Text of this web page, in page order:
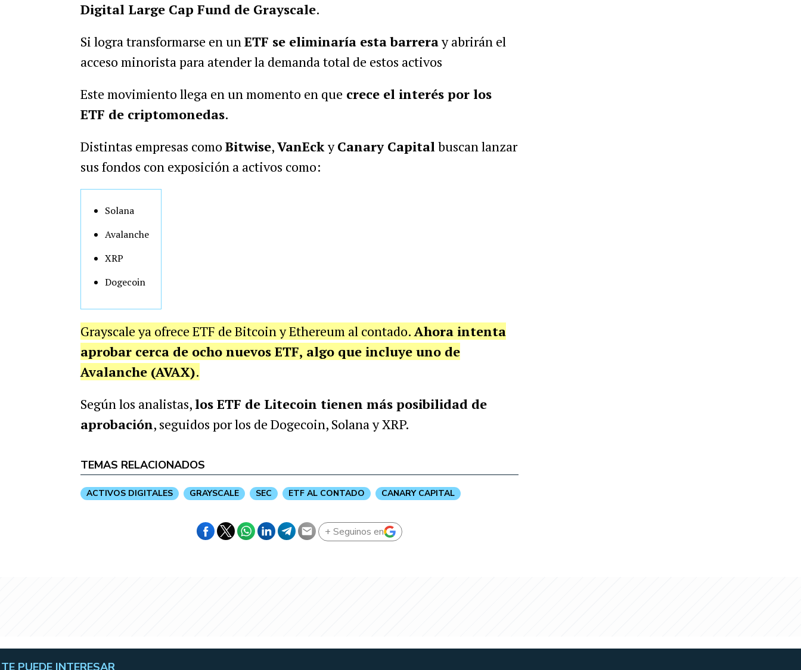
Digital Large Cap Fund de Grayscale.
Si logra transformarse en unETF se eliminaría esta barreray abrirán el
acceso minorista para atender la demanda total de estos activos
Este movimiento llega en un momento en que crece el interés por los
ETF de criptomonedas.
Distintas empresas como Bitwise,VanEckyCanary Capital buscan lanzar
sus fondos con exposición a activos como:
Solana
Avalanche
XRP
Dogecoin
Grayscale ya ofrece ETF de Bitcoin y Ethereum al contado.Ahora intenta
aprobar cerca de ocho nuevos ETF, algo que incluye uno de
Avalanche (AVAX).
Según los analistas,los ETF de Litecoin tienen más posibilidad de
aprobación, seguidos por los de Dogecoin, Solana y XRP.
TEMAS RELACIONADOS
ACTIVOS DIGITALES GRAYSCALE SEC ETF AL CONTADO CANARY CAPITAL
+ Seguinos en
TE PUEDE INTERESAR